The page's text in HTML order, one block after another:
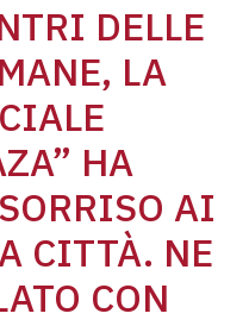
DELLE
LA
HA
AI
CITTÀ. NE
CON